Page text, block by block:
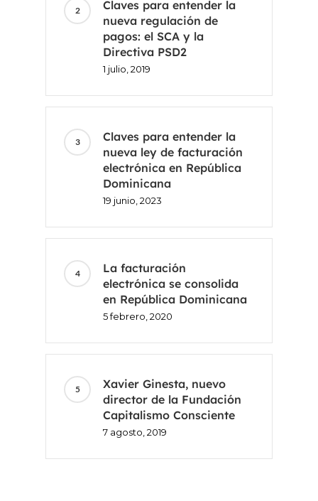
Claves para entender la
nueva regulación de
pagos: el SCA y la
Directiva PSD2
1 julio, 2019
Claves para entender la
nueva ley de facturación
electrónica en República
Dominicana
19 junio, 2023
La facturación
electrónica se consolida
en República Dominicana
5 febrero, 2020
Xavier Ginesta, nuevo
director de la Fundación
Capitalismo Consciente
7 agosto, 2019